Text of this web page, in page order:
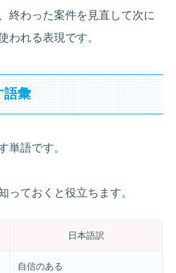
終わった案件を見直して次に
われる表現です。
語彙
単語です。
っておくと役立ちます。
日本語訳
自信のある